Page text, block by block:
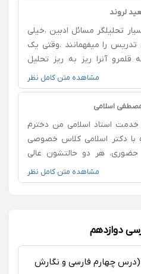
از ایشان صبور بودن
لروند
تحلیلگر مسائل ادبین ،خیلی
را میفهمانند .وقتی یک
آنرا ریز به ریز تحلیل
بخش هر بخشی از ادبیات را
سوالی هم داشته باشی با دلیل
با ایشان هم ادبیات فارسی
سپاسگزارم.
مشاهده متن کامل نظر
اسلامی
خدمت استاد اسلامی من دخترم
با دکتر اسلامی کلاس خصوصی
حضوری، هر دو حالتشون عالی
این تعطیلات عید وقت گذاشت و
و چندین سوال درسهای مختلف
گرفتند . در ضمن دکتر اسلامی
هستند و باید گفت که از
گفتم اینجا بنویسم که دیگران
مشاهده متن کامل نظر
دوازدهم
چهارم فارسی و نگارش